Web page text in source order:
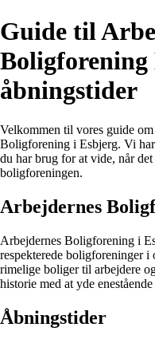
Guide til
Boligforening
åbningstider
Velkommen til vores guide
Boligforening i Esbjerg. Vi
du har brug for at vide, når
boligforeningen.
Arbejdernes
Arbejdernes Boligforening i
respekterede boligforeninger i
rimelige boliger til arbejdere
historie med at yde
Åbningstider